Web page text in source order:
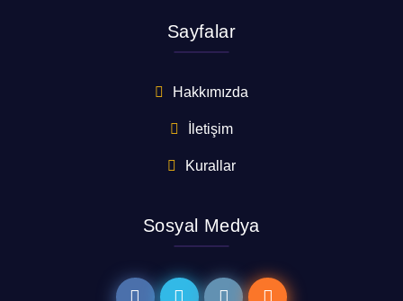
Sayfalar
Hakkımızda
İletişim
Kurallar
Sosyal Medya